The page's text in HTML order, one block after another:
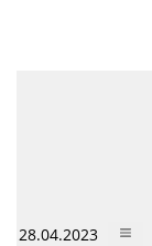
28.04.2023